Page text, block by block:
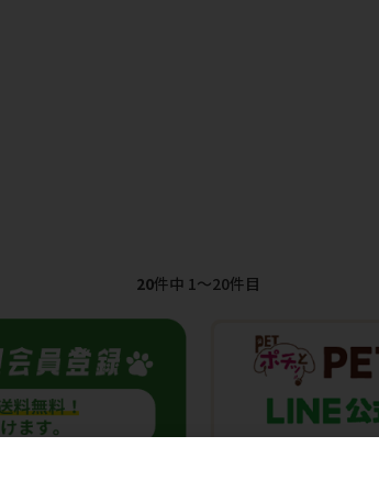
20件中 1〜20件目